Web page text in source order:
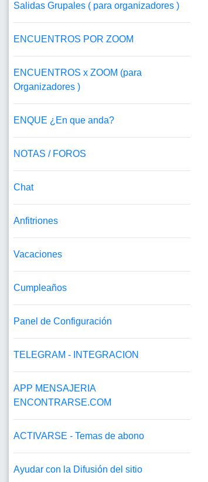
Salidas Grupales ( para organizadores )
ENCUENTROS POR ZOOM
ENCUENTROS x ZOOM (para
Organizadores )
ENQUE ¿En que anda?
NOTAS / FOROS
Chat
Anfitriones
Vacaciones
Cumpleaños
Panel de Configuración
TELEGRAM - INTEGRACION
APP MENSAJERIA
ENCONTRARSE.COM
ACTIVARSE - Temas de abono
Ayudar con la Difusión del sitio